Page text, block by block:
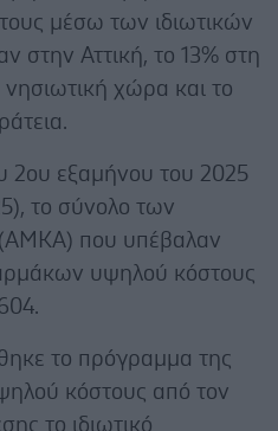
μέσω των ιδιωτικών
στην Αττική, το 13% στη
χώρα και το
2ου εξαμήνου του 2025
το σύνολο των
(ΑΜΚΑ) που υπέβαλαν
υψηλού κόστους
το πρόγραμμα της
κόστους από τον
το ιδιωτικό